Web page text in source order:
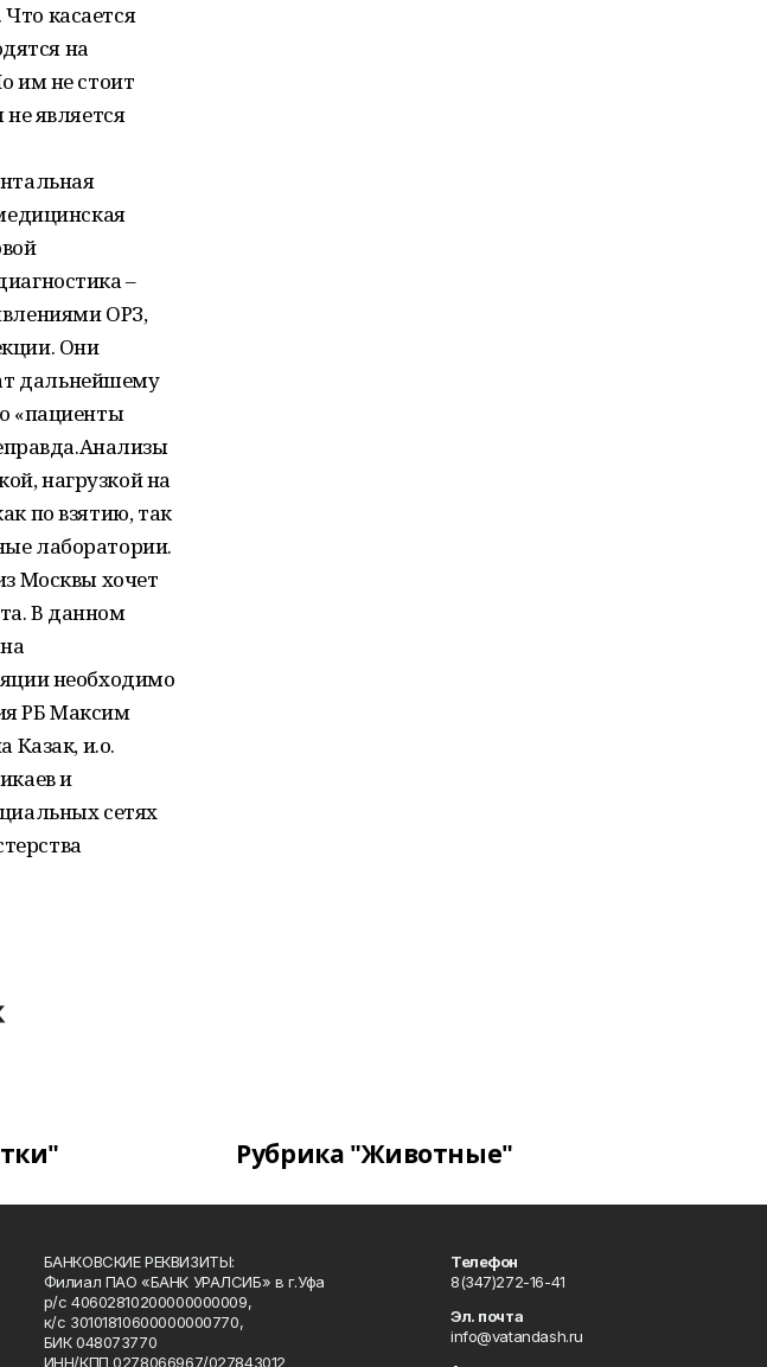
касается
на
им не стоит
является
–
ОРЗ,
Они
дальнейшему
«пациенты
нагрузкой на
по взятию, так
лаборатории.
Москвы хочет
В данном
необходимо
РБ Максим
Казак, и.о.
и
сетях
Рубрика "Животные"
БАНКОВСКИЕ РЕКВИЗИТЫ:
Филиал ПАО «БАНК УРАЛСИБ» в г.Уфа
р/с 40602810200000000009,
к/с 30101810600000000770,
БИК 048073770
ИНН/КПП 0278066967/027843012
Телефон
8(347)272-16-41
Эл. почта
info@vatandash.ru